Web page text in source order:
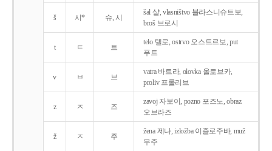
š 시* 슈, 시
šal 샬, vlasništvo 블라스니슈트보,
broš 브로시
t ㅌ 트
telo 텔로, ostrvo 오스트르보, put
푸트
v ㅂ 브
vatra 바트라, olovka 올로브카,
proliv 프롤리브
z ㅈ 즈
zavoj 자보이, pozno 포즈노, obraz
오브라즈
ž ㅈ 주
žena 제나, izložba 이즐로주바, muž
무주